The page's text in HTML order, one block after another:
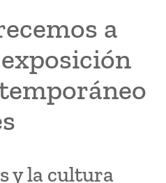
a
y la cultura